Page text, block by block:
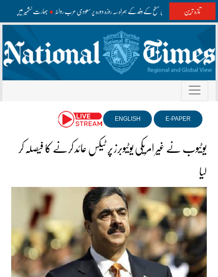
تازہ ترین وزیراعظم اعلیٰ سطح کے وفد کے ہمراہ سہ روزہ دورہ پر سعودی عرب روانہ بھارت کشمیر میں
E-PAPER
ENGLISH
یوٹیوب نے غیر امریکی یوٹیوبرز پر ٹیکس عائد کرنے کا فیصلہ کر
لیا